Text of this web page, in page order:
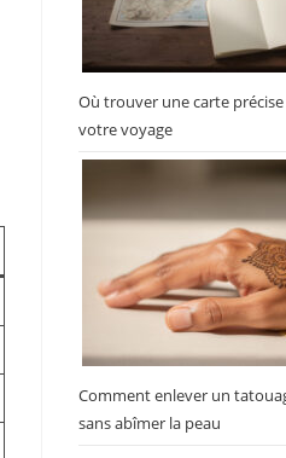
Où trouver une carte
votre voyage
Comment enlever un
sans abîmer la peau